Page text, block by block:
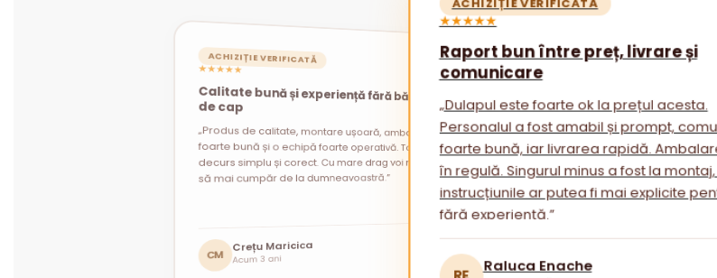
★★★★★
Raport bun între preț, livrare și
comunicare
„Dulapul este foarte ok la prețul acesta.
Personalul a fost amabil și prompt,
foarte bună, iar livrarea rapidă.
în regulă. Singurul minus a fost la
instrucțiunile ar putea fi mai explicite
fără experiență.”
Raluca Enache
ACHIZIȚIE VERIFICATĂ
★★★★★
Calitate bună și experiență fără bătăi
de cap
„Produs de calitate, montare ușoară, ambalare
foarte bună și o echipă foarte operativă. Totul a
decurs simplu și corect. Cu mare drag voi reveni
să mai cumpăr de la dumneavoastră.”
CM Crețu Maricica
Acum 3 ani